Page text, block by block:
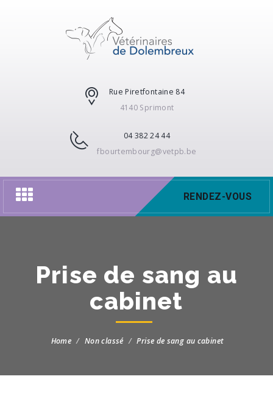
Rue Piretfontaine 84
4140 Sprimont
04 382 24 44
fbourtembourg@vetpb.be
Toggle
navigation
RENDEZ-VOUS
Prise de sang au
cabinet
Home Non classé Prise de sang au cabinet